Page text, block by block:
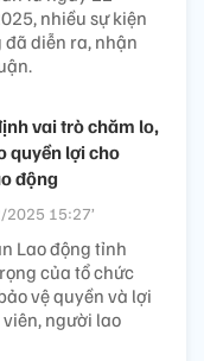
nhiều sự kiện
diễn ra, nhận
vai trò chăm lo,
quyền lợi cho
động
15:27’
Lao động tỉnh
của tổ chức
vệ quyền và lợi
người lao